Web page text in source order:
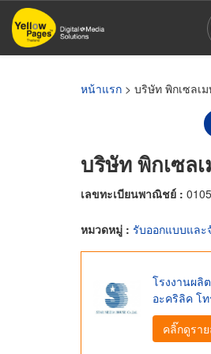
ข้าม
ไป
หน้าแรก > บริษัท พิกเซลเ
บริษัท พิกเซล
เลขทะเบียนพาณิชย์ :
หมวดหมู่ : รับออกแบบและ
โรงงานผลิ
อะคริลิค โ
คลิ๊กดูราย